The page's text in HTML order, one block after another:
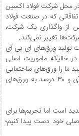
در نشست خبری که امروز (۲۲ آبان) در محل شرکت فولاد اکسین
که در صنعت فولاد
از واگذاری یک شرکت،
تغییر نمی‌کند.
تولید ورق‌های ای پی آی
حالیکه ماموریت اصلی
درصد از سبد تولید ما را ورق‌های ساختمانی
تشکیل می‌دهند، ۱۰ درصد آن به ورق‌های ای پی آی و ۳۰ درصد به ورق‌های
است اما تحریم‌ها برای
خود دست پیدا کنیم؛